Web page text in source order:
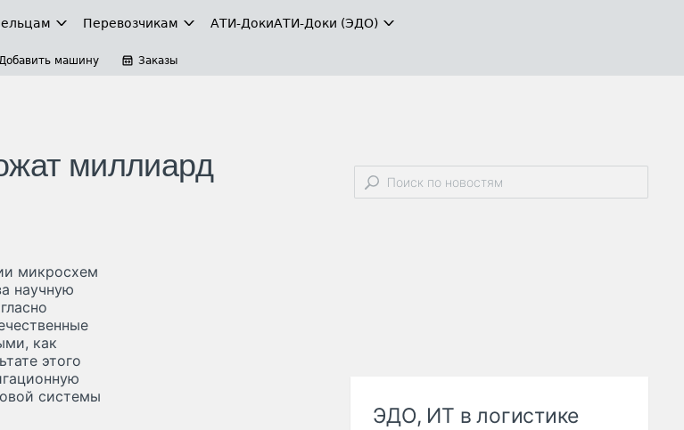
Перевозчикам АТИ-ДокиАТИ-Доки (ЭДО)
машину Заказы
миллиард
микросхем
научную
как
этого
системы
ЭДО, ИТ в логистике